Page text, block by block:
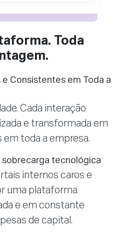
Toda
Consistentes em Toda a
Cada interação
e transformada em
em toda a empresa.
sobrecarga tecnológica
internos caros e
uma plataforma
e em constante
de capital.